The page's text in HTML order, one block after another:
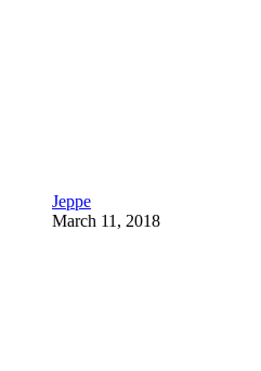
Jeppe
March 11, 2018